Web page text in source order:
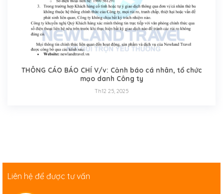
THÔNG CÁO BÁO CHÍ V/v: Cảnh báo cá nhân, tổ chức
mạo danh Công ty
Th12 25, 2025
Liên hệ để được tư vấn